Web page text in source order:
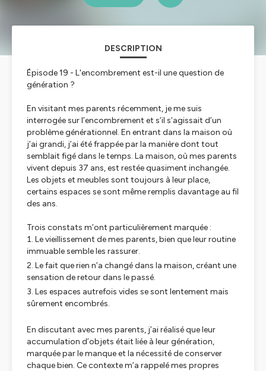
DESCRIPTION
Épisode 19 - L'encombrement est-il une question de
génération ?
En visitant mes parents récemment, je me suis
interrogée sur l’encombrement et s’il s’agissait d’un
problème générationnel. En entrant dans la maison où
j’ai grandi, j’ai été frappée par la manière dont tout
semblait figé dans le temps. La maison, où mes parents
vivent depuis 37 ans, est restée quasiment inchangée.
Les objets et meubles sont toujours à leur place,
certains espaces se sont même remplis davantage au fil
des ans.
Trois constats m’ont particulièrement marquée :
Le vieillissement de mes parents, bien que leur routine
immuable semble les rassurer.
Le fait que rien n’a changé dans la maison, créant une
sensation de retour dans le passé.
Les espaces autrefois vides se sont lentement mais
sûrement encombrés.
En discutant avec mes parents, j’ai réalisé que leur
accumulation d’objets était liée à leur génération,
marquée par le manque et la nécessité de conserver
chaque bien. Ce contexte m’a rappelé mes propres